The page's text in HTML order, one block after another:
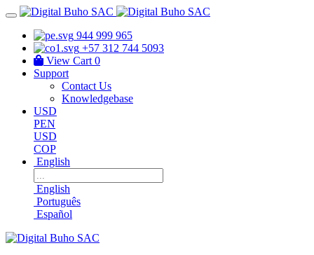
944 999 965
+57 312 744 5093
View Cart 0
Support
Contact Us
Knowledgebase
USD
PEN
USD
COP
English
English
Português
Español